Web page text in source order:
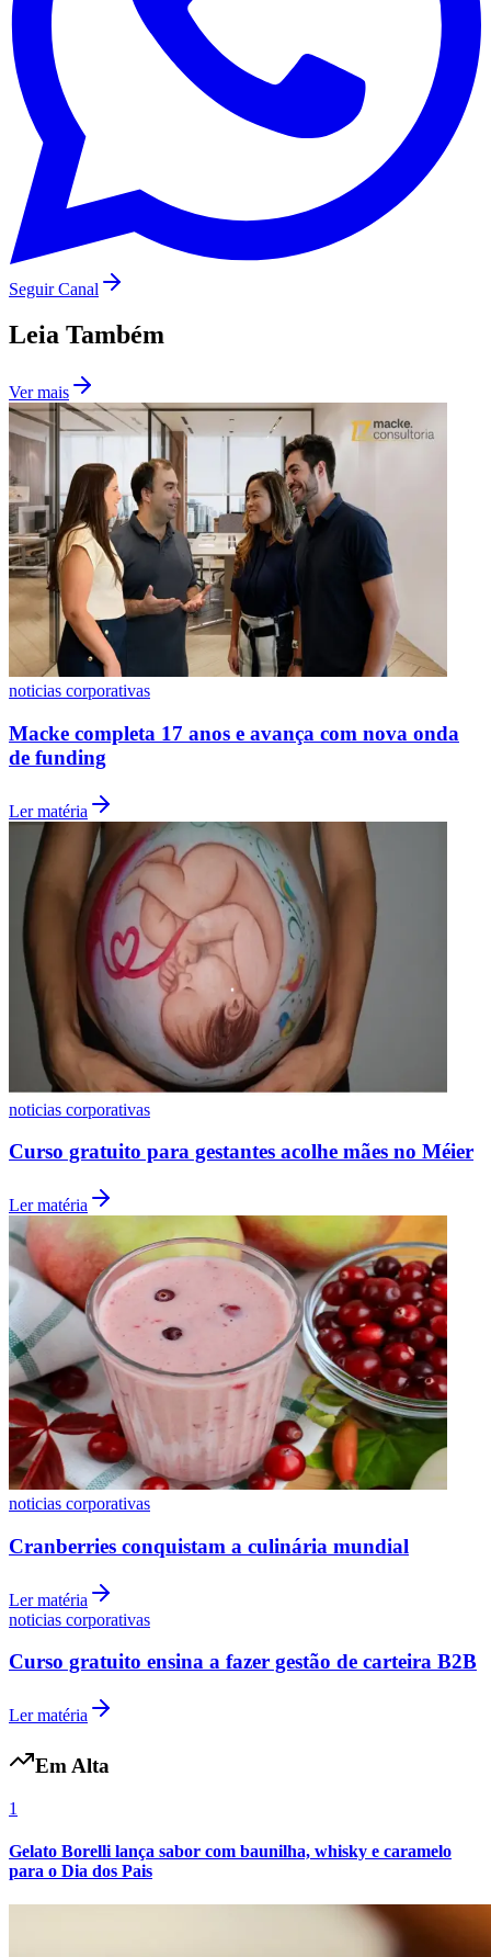
Flamengo
Fluminense
Seguir Canal
Leia Também
Ver mais
noticias corporativas
Macke completa 17 anos e avança com nova onda
de funding
Ler matéria
noticias corporativas
Curso gratuito para gestantes acolhe mães no Méier
Ler matéria
noticias corporativas
Cranberries conquistam a culinária mundial
Ler matéria
noticias corporativas
Curso gratuito ensina a fazer gestão de carteira B2B
Ler matéria
Em Alta
1
Gelato Borelli lança sabor com baunilha, whisky e caramelo
para o Dia dos Pais